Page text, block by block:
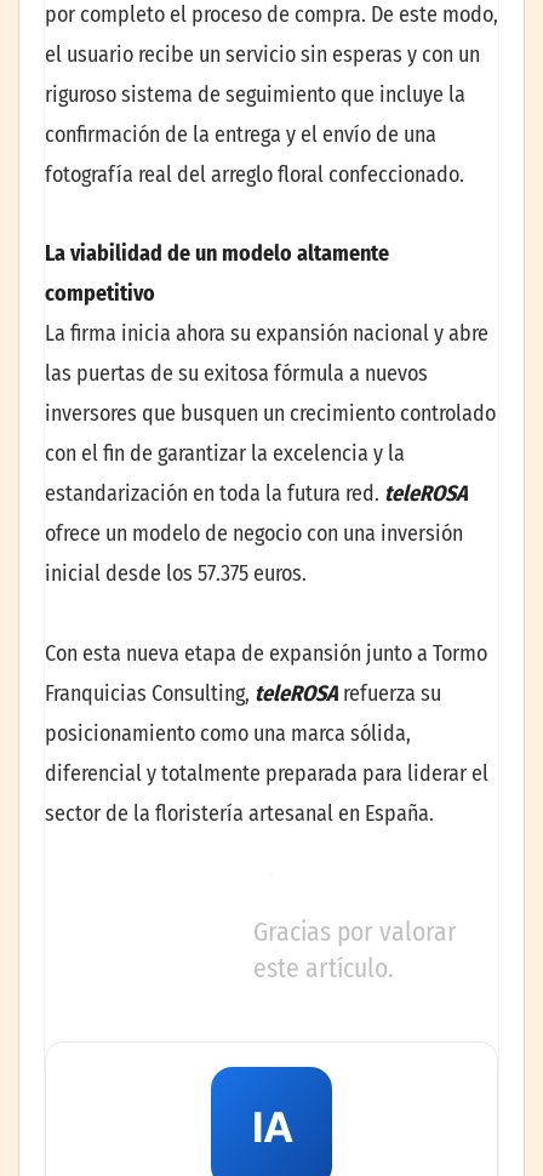
por completo el proceso de compra. De este modo,
el usuario recibe un servicio sin esperas y con un
riguroso sistema de seguimiento que incluye la
confirmación de la entrega y el envío de una
fotografía real del arreglo floral confeccionado.
La viabilidad de un modelo altamente
competitivo
La firma inicia ahora su expansión nacional y abre
las puertas de su exitosa fórmula a nuevos
inversores que busquen un crecimiento controlado
con el fin de garantizar la excelencia y la
estandarización en toda la futura red. teleROSA
ofrece un modelo de negocio con una inversión
inicial desde los 57.375 euros.
Con esta nueva etapa de expansión junto a Tormo
Franquicias Consulting, teleROSA refuerza su
posicionamiento como una marca sólida,
diferencial y totalmente preparada para liderar el
sector de la floristería artesanal en España.
Gracias por valorar
este artículo.
IA